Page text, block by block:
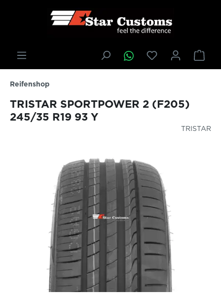
springen
Reifenshop
TRISTAR SPORTPOWER 2 (F205)
245/35 R19 93 Y
TRISTAR